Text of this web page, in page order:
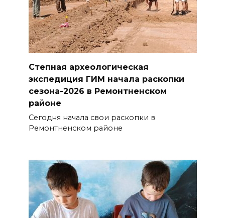
Степная археологическая
экспедиция ГИМ начала раскопки
сезона-2026 в Ремонтненском
районе
Сегодня начала свои раскопки в
Ремонтненском районе